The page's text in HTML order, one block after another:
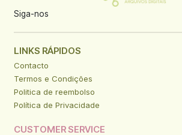
Siga-nos
LINKS RÁPIDOS
Contacto
Termos e Condições
Politica de reembolso
Política de Privacidade
CUSTOMER SERVICE